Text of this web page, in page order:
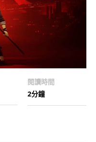
閱讀時間
2分鐘